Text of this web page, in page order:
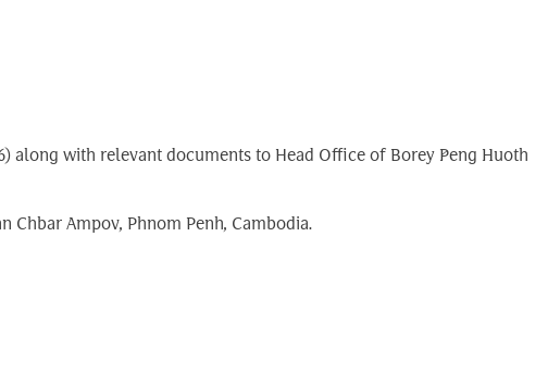
along with relevant documents to Head Office of Borey Peng Huoth
Chbar Ampov, Phnom Penh, Cambodia.